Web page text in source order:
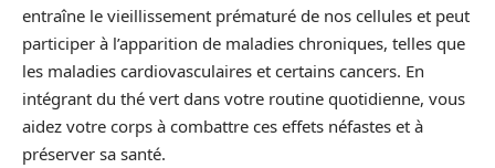
entraîne le vieillissement prématuré de nos cellules et peut
participer à l’apparition de maladies chroniques, telles que
les maladies cardiovasculaires et certains cancers. En
intégrant du thé vert dans votre routine quotidienne, vous
aidez votre corps à combattre ces effets néfastes et à
préserver sa santé.